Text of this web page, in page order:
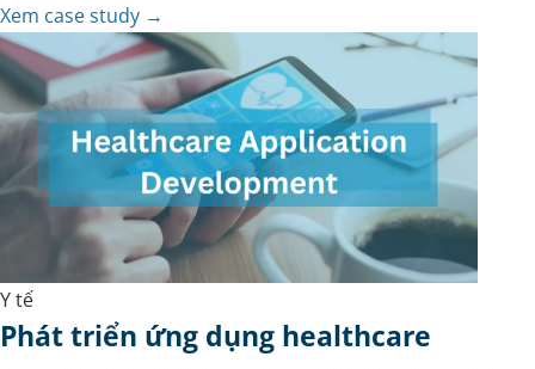
Xem case study →
Y tế
Phát triển ứng dụng healthcare